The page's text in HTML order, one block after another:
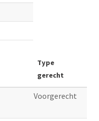
Type
gerecht
Voorgerecht